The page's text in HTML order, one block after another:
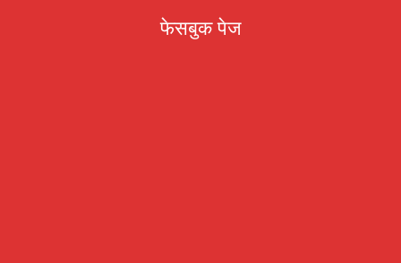
फेसबुक पेज